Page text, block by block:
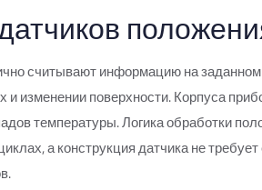
считывают информацию на
и изменении поверхности. Корпуса
температуры. Логика обработки
а конструкция датчика не